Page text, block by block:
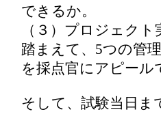
できるか。
（３）プロジェク
踏まえて、5つの管
を採点官にアピール
そして、試験当日ま